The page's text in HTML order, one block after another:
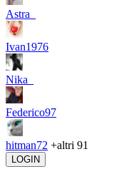
Astra_
Ivan1976
Nika_
Federico97
hitman72 +altri 91
LOGIN